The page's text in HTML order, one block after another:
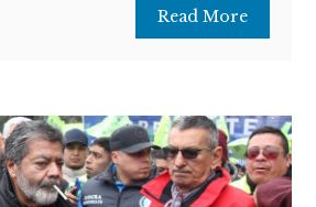
Read More